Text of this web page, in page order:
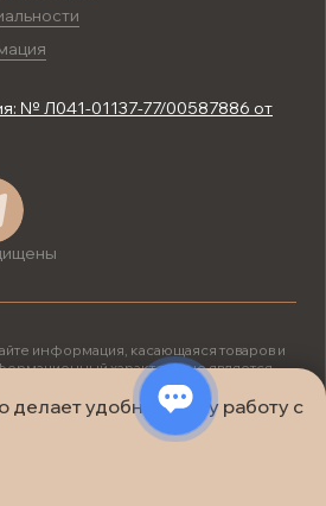
делает удобнее вашу работу с
№ Л041-01137-77/00587886 от
информация, касающаяся товаров и
характер и не является
положениями ст. 437 (2) ГК